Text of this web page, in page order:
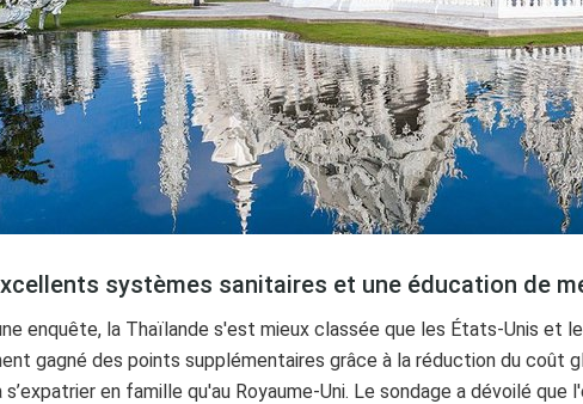
systèmes sanitaires et une éducation de
enquête, la Thaïlande s'est mieux classée que les États-Unis et
gagné des points supplémentaires grâce à la réduction du coût
s’expatrier en famille qu'au Royaume-Uni. Le sondage a dévoilé